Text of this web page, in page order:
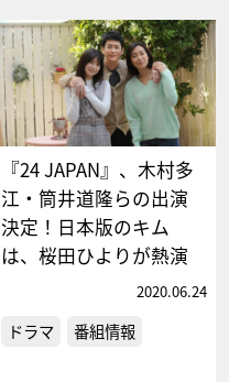
『24 JAPAN』、木村多
江・筒井道隆らの出演
決定！日本版のキム
は、桜田ひよりが熱演
2020.06.24
ドラマ 番組情報